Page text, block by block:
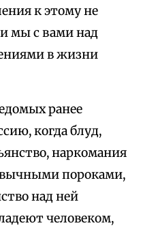
к этому не
мы с вами над
в жизни
ранее
когда блуд,
наркомания
пороками,
над ней
человеком,